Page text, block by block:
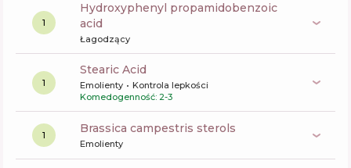
1
hydroxyphenyl propamidobenzoic
acid
Łagodzący
1
Stearic Acid
Emolienty
Kontrola lepkości
Komedogenność: 2-3
1 brassica campestris sterols
Emolienty